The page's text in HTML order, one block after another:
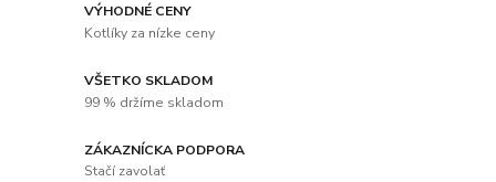
VÝHODNÉ CENY
Kotlíky za nízke ceny
VŠETKO SKLADOM
99 % držíme skladom
ZÁKAZNÍCKA PODPORA
Stačí zavolať